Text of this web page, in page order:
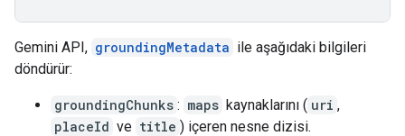
Gemini API, groundingMetadata ile aşağıdaki bilgileri
döndürür:
groundingChunks : maps kaynaklarını ( uri ,
placeId ve title ) içeren nesne dizisi.